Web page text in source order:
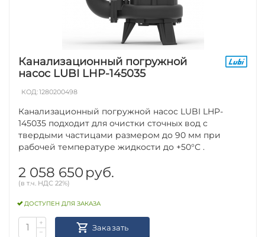
Канализационный погружной
насос LUBI LHP-145035
КОД:1280200498
Канализационный погружной насос LUBI LHP-
145035 подходит для очистки сточных вод с
твердыми частицами размером до 90 мм при
рабочей температуре жидкости до +50°С .
2 058 650 руб.
(в т.ч. НДС 22%)
ДОСТУПЕН ДЛЯ ЗАКАЗА
+
−
Заказать